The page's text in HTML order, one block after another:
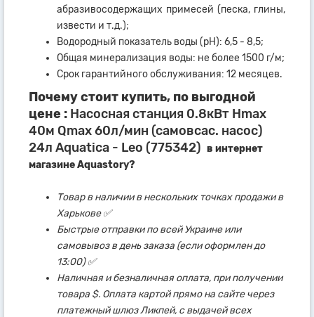
абразивосодержащих примесей (песка, глины,
извести и т.д.);
Водородный показатель воды (рН): 6,5 - 8,5;
Общая минерализация воды: не более 1500 г/м;
Срок гарантийного обслуживания: 12 месяцев.
Почему стоит купить, по выгодной
цене : Насосная станция 0.8кВт Hmax
40м Qmax 60л/мин (самовсас. насос)
24л Aquatica - Leo (775342) в интернет
магазине Aquastory?
Товар в наличии в нескольких точках продажи в
Харькове ✅
Быстрые отправки по всей Украине или
самовывоз в день заказа (если оформлен до
13:00) ✅
Наличная и безналичная оплата, при получении
товара $. Оплата картой прямо на сайте через
платежный шлюз Ликпей, с выдачей всех